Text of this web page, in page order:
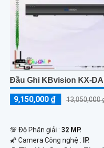
Đầu Ghi KBvision KX-
9,150,000 ₫ 13,050,000
💯 Độ Phân giải : 32 MP.
🌠 Camera Công nghệ :
IP.